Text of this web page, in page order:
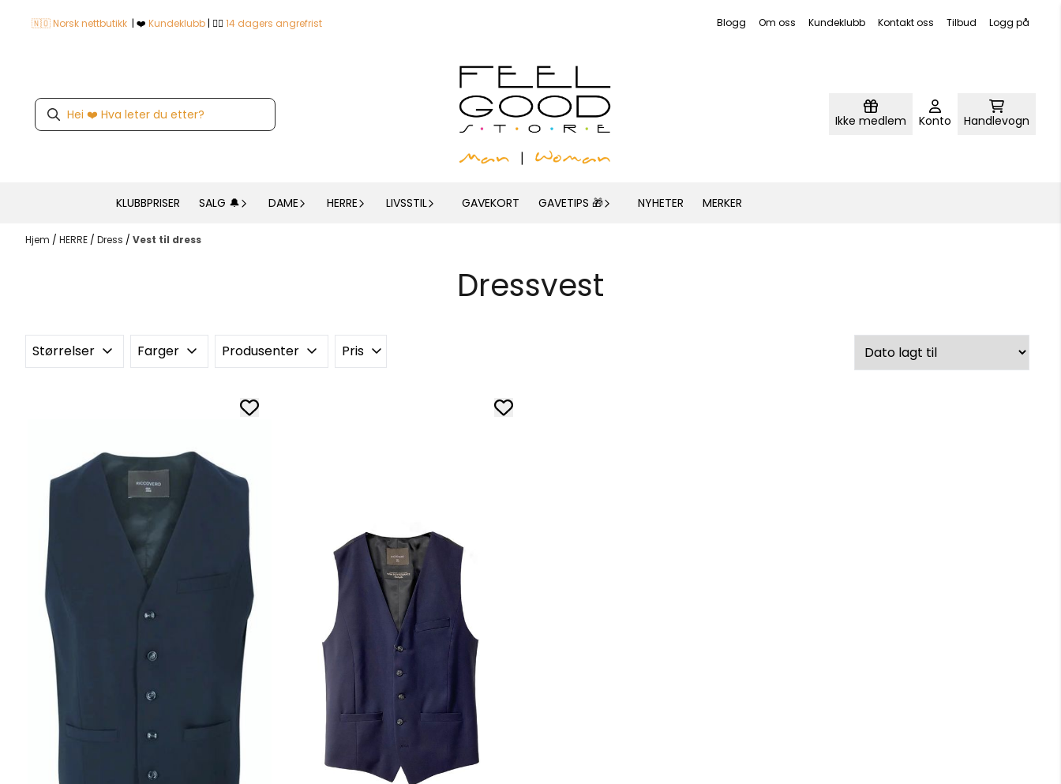
Hopp til innhold
🇳🇴 Norsk nettbutikk | ❤️ Kundeklubb | 👍🏼 14 dagers angrefrist Blogg Om oss Kundeklubb Kontakt oss Tilbud Logg på
Ikke medlem Konto Handlevogn
KLUBBPRISER SALG 🔔 DAME HERRE LIVSSTIL GAVEKORT GAVETIPS 🎁 NYHETER MERKER
Hjem / HERRE / Dress / Vest til dress
Dressvest
Størrelser Farger Produsenter Pris